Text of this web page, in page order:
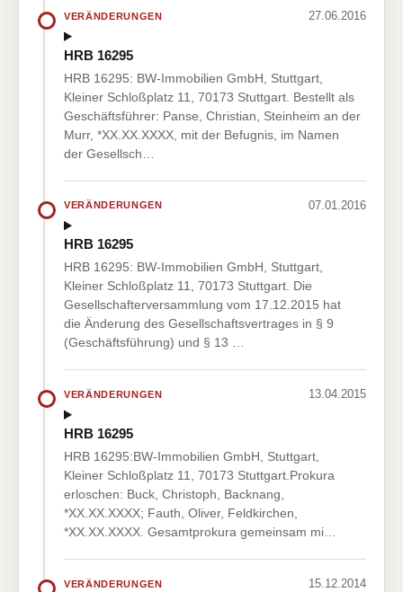
VERÄNDERUNGEN 27.06.2016
HRB 16295
HRB 16295: BW-Immobilien GmbH, Stuttgart,
Kleiner Schloßplatz 11, 70173 Stuttgart. Bestellt als
Geschäftsführer: Panse, Christian, Steinheim an der
Murr, *XX.XX.XXXX, mit der Befugnis, im Namen
der Gesellsch…
VERÄNDERUNGEN 07.01.2016
HRB 16295
HRB 16295: BW-Immobilien GmbH, Stuttgart,
Kleiner Schloßplatz 11, 70173 Stuttgart. Die
Gesellschafterversammlung vom 17.12.2015 hat
die Änderung des Gesellschaftsvertrages in § 9
(Geschäftsführung) und § 13 …
VERÄNDERUNGEN 13.04.2015
HRB 16295
HRB 16295:BW-Immobilien GmbH, Stuttgart,
Kleiner Schloßplatz 11, 70173 Stuttgart.Prokura
erloschen: Buck, Christoph, Backnang,
*XX.XX.XXXX; Fauth, Oliver, Feldkirchen,
*XX.XX.XXXX. Gesamtprokura gemeinsam mi…
VERÄNDERUNGEN 15.12.2014